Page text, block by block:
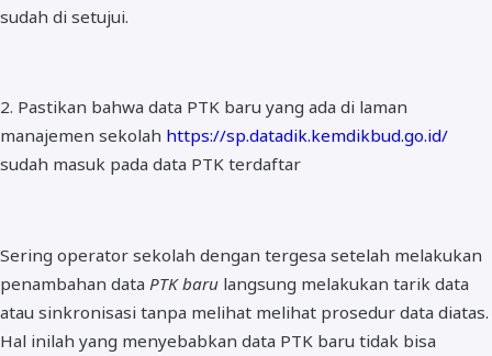
sudah di setujui.
2. Pastikan bahwa data PTK baru yang ada di laman
manajemen sekolah https://sp.datadik.kemdikbud.go.id/
sudah masuk pada data PTK terdaftar
Sering operator sekolah dengan tergesa setelah melakukan
penambahan data PTK baru langsung melakukan tarik data
atau sinkronisasi tanpa melihat melihat prosedur data diatas.
Hal inilah yang menyebabkan data PTK baru tidak bisa